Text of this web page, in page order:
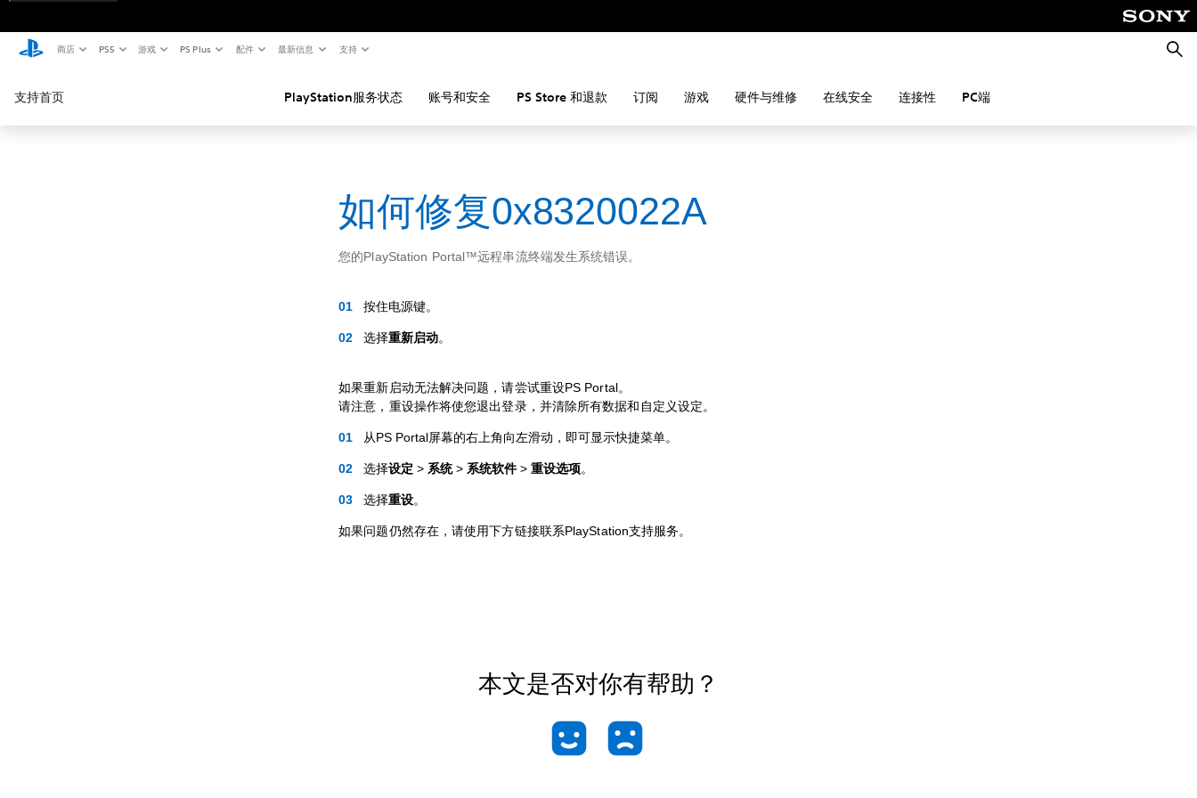
商店 PS5 游戏 PS Plus 配件 最新信息 支持
搜
索
支持首页 PlayStation服务状态 账号和安全 PS Store 和退款 订阅 游戏 硬件与维修 在线安全 连接性 PC端
如何修复0x8320022A
您的PlayStation Portal™远程串流终端发生系统错误。
按住电源键。
选择重新启动。
如果重新启动无法解决问题，请尝试重设PS Portal。
请注意，重设操作将使您退出登录，并清除所有数据和自定义设定。
从PS Portal屏幕的右上角向左滑动，即可显示快捷菜单。
选择设定> 系统> 系统软件>重设选项。
选择重设。
如果问题仍然存在，请使用下方链接联系PlayStation支持服务。
本文是否对你有帮助？